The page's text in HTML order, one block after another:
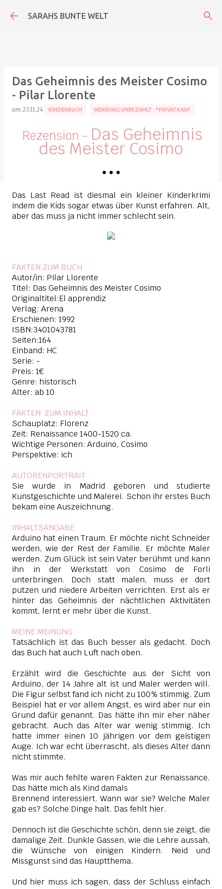
Direkt zum Hauptbereich
SARAHS BUNTE WELT
Das Geheimnis des Meister Cosimo
- Pilar Llorente
am 27.11.24 KINDERBUCH WERBUNG UNBEZAHLT 📍PRIVATKAUF
Rezension - Das Geheimnis
des Meister Cosimo
• • •
Das Last Read ist diesmal ein kleiner Kinderkrimi
indem die Kids sogar etwas über Kunst erfahren. Alt,
aber das muss ja nicht immer schlecht sein.
FAKTEN ZUM BUCH
Autor/in: Pilar Llorente
Titel: Das Geheimnis des Meister Cosimo
Originaltitel:El apprendiz
Verlag: Arena
Erschienen: 1992
ISBN:3401043781
Seiten:164
Einband: HC
Serie: -
Preis: 1€
Genre: historisch
Alter: ab 10
FAKTEN ZUM INHALT
Schauplatz: Florenz
Zeit: Renaissance 1400-1520 ca.
Wichtige Personen: Arduino, Cosimo
Perspektive: ich
AUTORENPORTRAIT
Sie wurde in Madrid geboren und studierte
Kunstgeschichte und Malerei. Schon ihr erstes Buch
bekam eine Auszeichnung.
INHALTSANGABE
Arduino hat einen Traum. Er möchte nicht Schneider
werden, wie der Rest der Familie. Er möchte Maler
werden. Zum Glück ist sein Vater berühmt und kann
ihn in der Werkstatt von Cosimo de Forli
unterbringen. Doch statt malen, muss er dort
putzen und niedere Arbeiten verrichten. Erst als er
hinter das Geheimnis der nächtlichen Aktivitäten
kommt, lernt er mehr über die Kunst.
MEINE MEINUNG
Tatsächlich ist das Buch besser als gedacht. Doch
das Buch hat auch Luft nach oben.
Erzählt wird die Geschichte aus der Sicht von
Arduino, der 14 Jahre alt ist und Maler werden will.
Die Figur selbst fand ich nicht zu 100% stimmig. Zum
Beispiel hat er vor allem Angst, es wird aber nur ein
Grund dafür genannt. Das hätte ihn mir eher näher
gebracht. Auch das Alter war wenig stimmig. Ich
hatte immer einen 10 jährigen vor dem geistigen
Auge. Ich war echt überrascht, als dieses Alter dann
nicht stimmte.
Was mir auch fehlte waren Fakten zur Renaissance.
Das hätte mich als Kind damals
Brennend interessiert. Wann war sie? Welche Maler
gab es? Solche Dinge halt. Das fehlt hier.
Dennoch ist die Geschichte schön, denn sie zeigt, die
damalige Zeit. Dunkle Gassen, wie die Lehre aussah,
die Wünsche von einigen Kindern. Neid und
Missgunst sind das Hauptthema.
Und hier muss ich sagen, dass der Schluss einfach